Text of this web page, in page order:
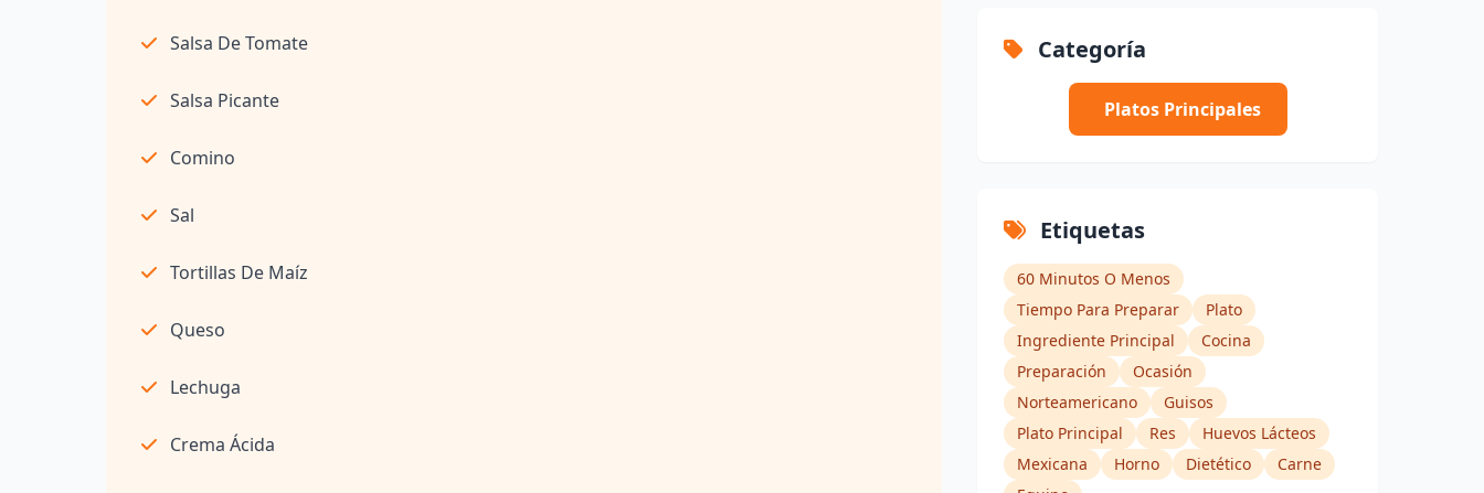
Salsa De Tomate
Salsa Picante
Comino
Sal
Tortillas De Maíz
Queso
Lechuga
Crema Ácida
Categoría
Platos Principales
Etiquetas
60 Minutos O Menos
Tiempo Para Preparar
Plato
Ingrediente Principal
Cocina
Preparación
Ocasión
Norteamericano
Guisos
Plato Principal
Res
Huevos Lácteos
Mexicana
Horno Dietético
Carne